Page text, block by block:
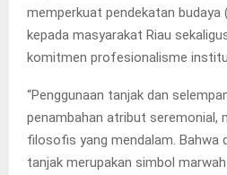
memperkuat pendekatan budaya
kepada masyarakat Riau
komitmen profesionalisme
“Penggunaan tanjak dan
penambahan atribut seremonial,
filosofis yang mendalam. Bahwa
tanjak merupakan simbol